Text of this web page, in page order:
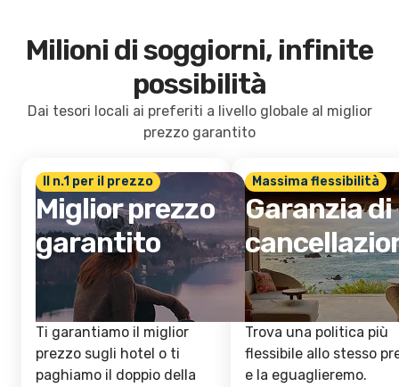
Milioni di soggiorni, infinite
possibilità
Dai tesori locali ai preferiti a livello globale al miglior
prezzo garantito
Il n.1 per il prezzo
Miglior prezzo
garantito
Ti garantiamo il miglior
prezzo sugli hotel o ti
paghiamo il doppio della
Massima flessibilità
Garanzia di
Trova una politica più
flessibile allo stesso
e la eguaglieremo.